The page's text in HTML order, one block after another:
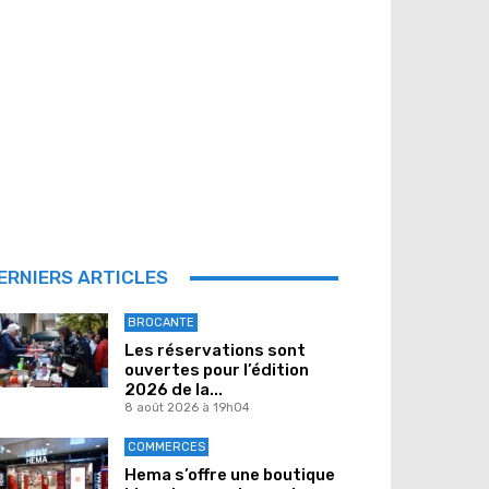
ARTICLES
BROCANTE
Les réservations sont
ouvertes pour l’édition
2026 de la...
8 août 2026 à 19h04
COMMERCES
Hema s’offre une boutique